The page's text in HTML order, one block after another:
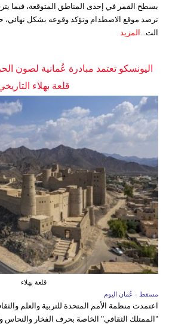
بسطح القمر في إحدى المناطق المتوقعة، فيما
ترصد موقع الاصطدام وتؤكد وقوعه بشكل نهائي،
الت...
المزيد
اليونسكو تعتمد مبادرة عُمانية لصون
قلعة بهلاء
قلعة بهلاء
مسقط - عُمان اليوم
اعتمدت منظمة الأمم المتحدة للتربية والعلم
"الممتلك الثقافي" الخاصة بحرف الفخار والنحاس